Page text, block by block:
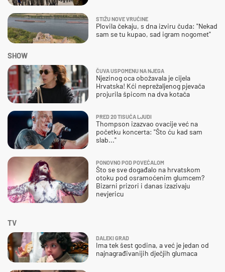
STIŽU NOVE VRUĆINE
Plovila čekaju, s dna izviru čuda: "Nekad
sam se tu kupao, sad igram nogomet"
SHOW
ČUVA USPOMENU NA NJEGA
Njezinog oca obožavala je cijela
Hrvatska! Kći neprežaljenog pjevača
projurila špicom na dva kotača
PRED 20 TISUĆA LJUDI
Thompson izazvao ovacije već na
početku koncerta: "Što ću kad sam
slab..."
PONOVNO POD POVEĆALOM
Što se sve događalo na hrvatskom
otoku pod osramoćenim glumcem?
Bizarni prizori i danas izazivaju
nevjericu
TV
DALEKI GRAD
Ima tek šest godina, a već je jedan od
najnagrađivanijih dječjih glumaca